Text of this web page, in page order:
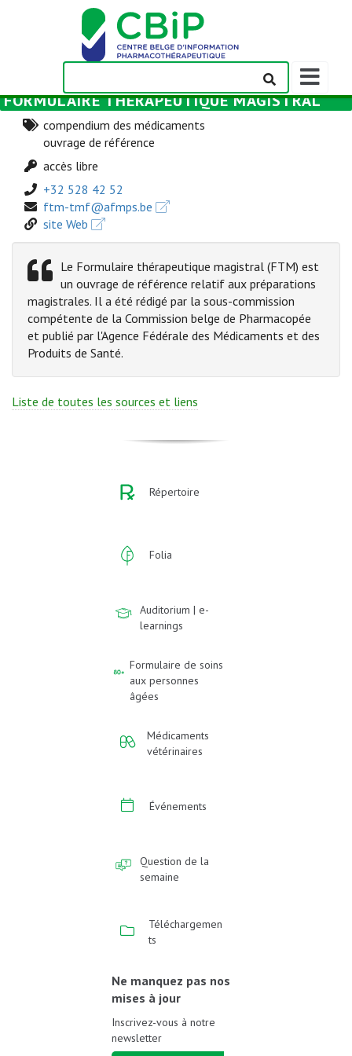
Afficher/
la
barre
FORMULAIRE THÉRAPEUTIQUE MAGISTRAL
compendium des médicaments
ouvrage de référence
accès libre
+32 528 42 52
ftm-tmf@afmps.be
site Web
Le Formulaire thérapeutique magistral (FTM) est
un ouvrage de référence relatif aux préparations
magistrales. Il a été rédigé par la sous-commission
compétente de la Commission belge de Pharmacopée
et publié par l'Agence Fédérale des Médicaments et des
Produits de Santé.
Liste de toutes les sources et liens
Répertoire
Folia
Auditorium | e-
learnings
Formulaire de soins
aux personnes
âgées
Médicaments
vétérinaires
Événements
Question de la
semaine
Téléchargemen
ts
Ne manquez pas nos
mises à jour
Inscrivez-vous à notre
newsletter